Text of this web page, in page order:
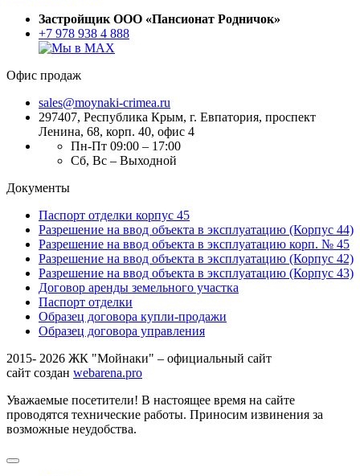
Застройщик ООО «Пансионат Родничок»
+7 978 938 4 888
Офис продаж
sales@moynaki-crimea.ru
297407, Республика Крым, г. Евпатория, проспект
Ленина, 68, корп. 40, офис 4
Пн-Пт 09:00 – 17:00
Сб, Вс – Выходной
Документы
Паспорт отделки корпус 45
Разрешение на ввод объекта в эксплуатацию (Корпус 44)
Разрешение на ввод объекта в эксплуатацию корп. № 45
Разрешение на ввод объекта в эксплуатацию (Корпус 42)
Разрешение на ввод объекта в эксплуатацию (Корпус 43)
Договор аренды земельного участка
Паспорт отделки
Образец договора купли-продажи
Образец договора управления
2015- 2026 ЖК "Мойнаки" – официальный сайт
сайт создан webarena.pro
Уважаемые посетители! В настоящее время на сайте
проводятся технические работы. Приносим извинения за
возможные неудобства.